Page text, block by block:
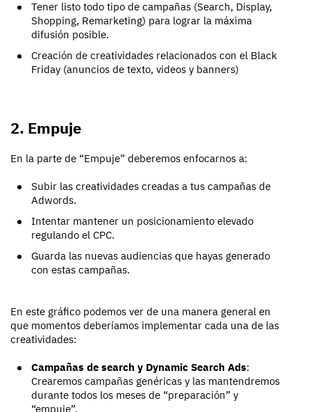
Tener listo todo tipo de campañas (Search, Display,
Shopping, Remarketing) para lograr la máxima
difusión posible.
Creación de creatividades relacionados con el Black
Friday (anuncios de texto, videos y banners)
2. Empuje
En la parte de “Empuje” deberemos enfocarnos a:
Subir las creatividades creadas a tus campañas de
Adwords.
Intentar mantener un posicionamiento elevado
regulando el CPC.
Guarda las nuevas audiencias que hayas generado
con estas campañas.
En este gráfico podemos ver de una manera general en
que momentos deberíamos implementar cada una de las
creatividades:
Campañas de search y Dynamic Search Ads:
Crearemos campañas genéricas y las mantendremos
durante todos los meses de “preparación” y
“empuje”.